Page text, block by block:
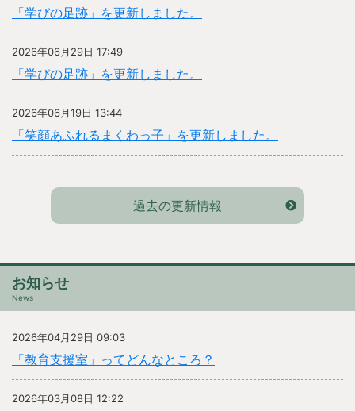
「学びの足跡」を更新しました。
2026年06月29日 17:49
「学びの足跡」を更新しました。
2026年06月19日 13:44
「笑顔あふれるまくわっ子」を更新しました。
過去の更新情報
お知らせ
News
2026年04月29日 09:03
「教育支援室」ってどんなところ？
2026年03月08日 12:22